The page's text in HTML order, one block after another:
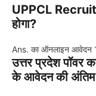
UPPCL
होगा?
Ans. का ऑनलाइन
उत्तर प्रदेश पॉवर
के आवेदन की अंतिम